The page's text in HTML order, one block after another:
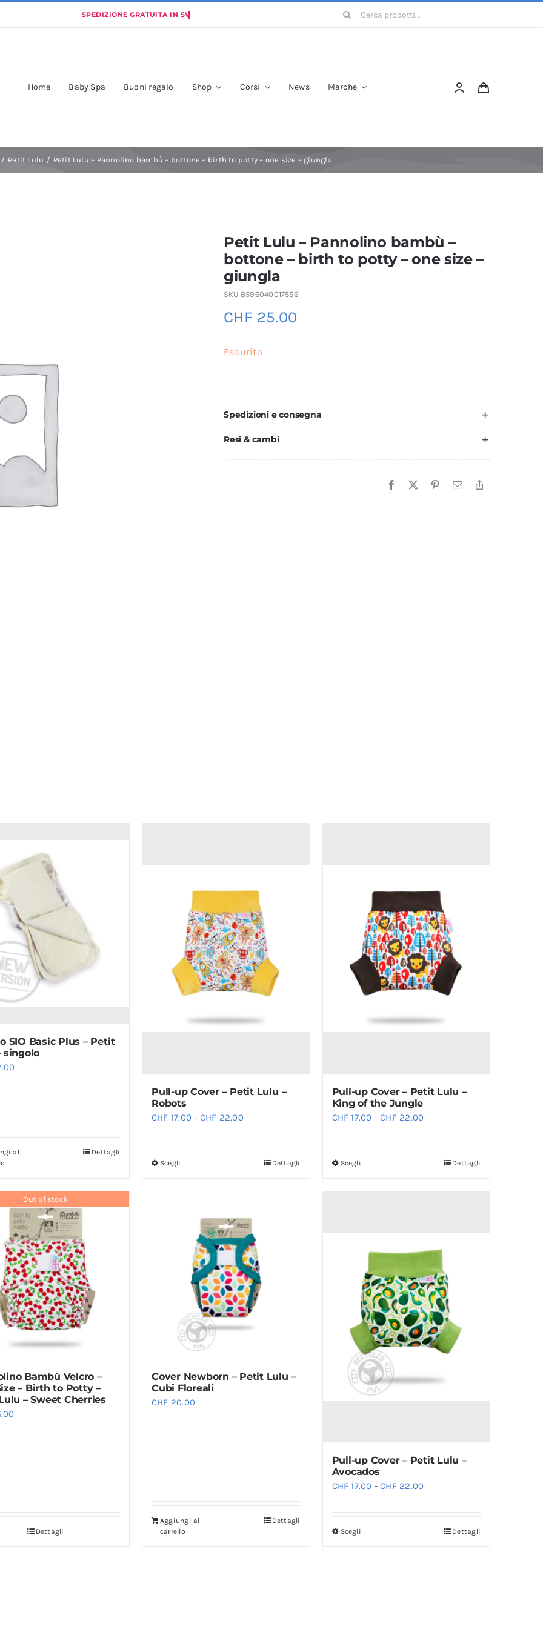
Cerca
Home Baby Spa Buoni regalo Shop Corsi News Marche
Petit Lulu Petit Lulu – Pannolino bambù – bottone – birth to potty – one size – giungla
Petit Lulu – Pannolino bambù –
bottone – birth to potty – one size –
giungla
SKU 8596040017556
CHF 25.00
Esaurito
Spedizioni e consegna
Resi & cambi
SIO Basic Plus – Petit
singolo
al
Dettagli
Pull-up Cover – Petit Lulu –
Robots
CHF 17.00 - CHF 22.00Fascia
CHF 22.00
Scegli
varianti.
opzioni
possono
essere
scelte
nella
pagina
prodotto
Dettagli
Pull-up Cover – Petit Lulu –
King of the Jungle
CHF 17.00 - CHF22.00
ScegliQuesto
Le
possono
essere
scelte
nella
pagina
del
prodotto
Dettagli
Out of stock
Bambù Velcro –
– Birth to Potty –
– Sweet Cherries
Dettagli
Cover Newborn – Petit Lulu –
Cubi Floreali
CHF 20.00
Aggiungi al
carrello
Dettagli
Pull-up Cover – Petit Lulu –
Avocados
CHF 17.00 - CHF22.00
ScegliQuesto
Dettagli